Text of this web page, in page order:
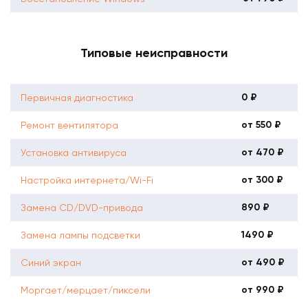
Типовые неисправности
Первичная диагностика 0 ₽
Ремонт вентилятора от 550 ₽
Установка антивируса от 470 ₽
Настройка интернета/Wi-Fi от 300 ₽
Замена CD/DVD-привода 890 ₽
Замена лампы подсветки 1490 ₽
Синий экран от 490 ₽
Моргает/мерцает/пиксели от 990 ₽